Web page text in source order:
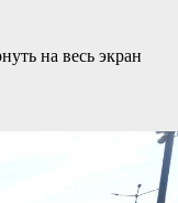
на весь экран